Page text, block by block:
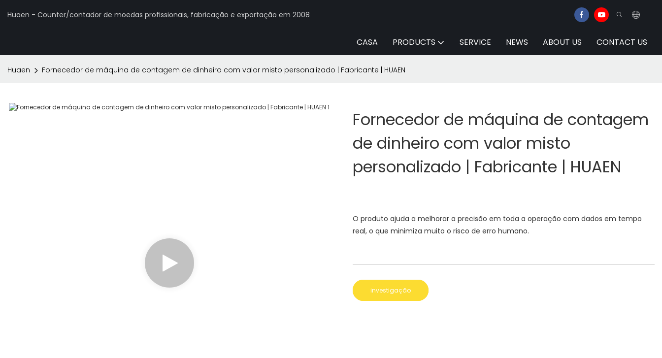
Huaen - Counter/contador de moedas profissionais, fabricação e exportação em 2008
CASA PRODUCTS SERVICE NEWS ABOUT US CONTACT US
Huaen Fornecedor de máquina de contagem de dinheiro com valor misto personalizado | Fabricante | HUAEN
Fornecedor de máquina de contagem
de dinheiro com valor misto
personalizado | Fabricante | HUAEN
O produto ajuda a melhorar a precisão em toda a operação com dados em tempo
real, o que minimiza muito o risco de erro humano.
investigação